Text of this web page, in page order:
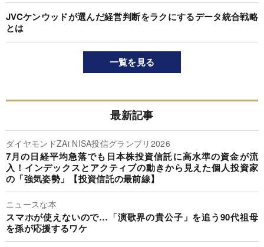
JVCケンウッドが選んだ経営判断をラクにするデータ統合戦略
とは
一覧を見る
最新記事
ダイヤモンドZAi NISA投信グランプリ2026
7月の日経平均急落でも日本株投資信託に高水準の資金が流
入！インデックスとアクティブの動きから見えた個人投資家
の「強気姿勢」【投資信託の最前線】
ニュースな本
スマホが使えないので…「演歌界の貴公子」を追う90代祖母
を孫が応援するワケ